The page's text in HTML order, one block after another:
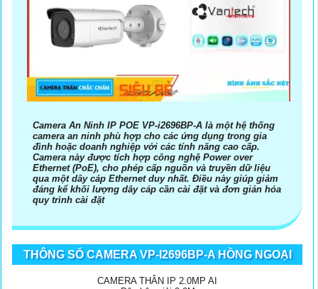
Camera An Ninh IP POE VP-i2696BP-A là một hệ thống
camera an ninh phù hợp cho các ứng dụng trong gia
đình hoặc doanh nghiệp với các tính năng cao cấp.
Camera này được tích hợp công nghệ Power over
Ethernet (PoE), cho phép cấp nguồn và truyền dữ liệu
qua một dây cáp Ethernet duy nhất. Điều này giúp giảm
đáng kể khối lượng dây cáp cần cài đặt và đơn giản hóa
quy trình cài đặt
THÔNG SỐ CAMERA VP-I2696BP-A HỒNG NGOẠI
CAMERA THÂN IP 2.0MP AI